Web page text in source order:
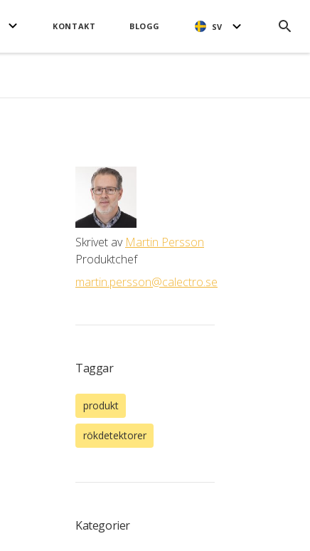
KONTAKT BLOGG SV
Skrivet av Martin Persson
Produktchef
martin.persson@calectro.se
Taggar
produkt
rökdetektorer
Kategorier